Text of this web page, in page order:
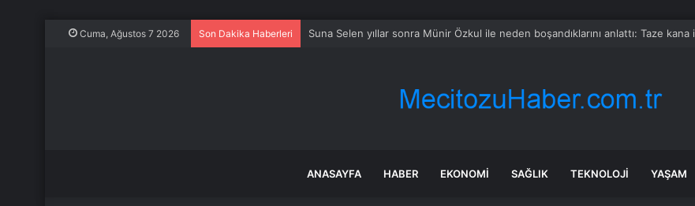
Cuma, Ağustos 7 2026 Son Dakika Haberleri O balıklarda ilk kez bulaşıcı hastalık görüldü: Uzmanlar ‘tüketmeyin’ çağrısı yaptı
ANASAYFA HABER EKONOMI SAĞLIK TEKNOLOJI YAŞAM